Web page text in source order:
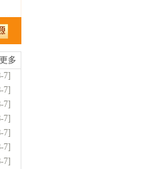
多
7]
7]
7]
7]
7]
7]
7]